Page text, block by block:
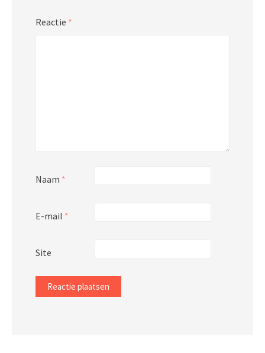
Reactie *
Naam *
E-mail *
Site